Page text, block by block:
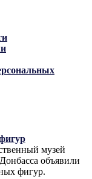
музей
объявили
фигур.